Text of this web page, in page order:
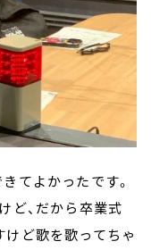
てよかったです。
ど、だから卒業式
けど歌を歌ってちゃ